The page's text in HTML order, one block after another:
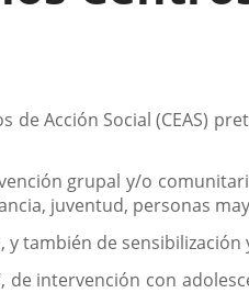
Acción Social (CEAS)
grupal y/o
juventud, personas
también de
intervención con